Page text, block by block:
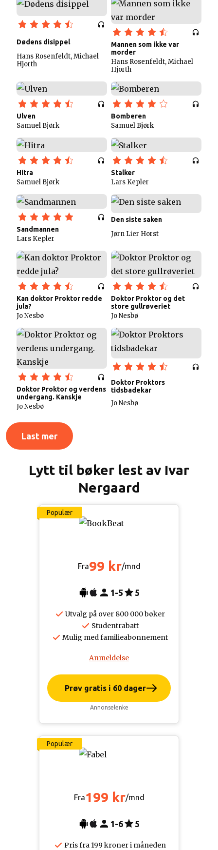
Dødens disippel
Hans Rosenfeldt, Michael
Hjorth
Mannen som ikke var
morder
Hans Rosenfeldt, Michael
Hjorth
Ulven
Samuel Bjørk
Bomberen
Samuel Bjørk
Hitra
Samuel Bjørk
Stalker
Lars Kepler
Sandmannen
Lars Kepler
Den siste saken
Jørn Lier Horst
Kan doktor Proktor redde
jula?
Jo Nesbø
Doktor Proktor og det
store gullrøveriet
Jo Nesbø
Doktor Proktor og verdens
undergang. Kanskje
Jo Nesbø
Doktor Proktors
tidsbadekar
Jo Nesbø
Last mer
Lytt til bøker lest av Ivar
Nergaard
Populær
Fra99 kr/mnd
1-5 5
Utvalg på over 800 000 bøker
Studentrabatt
Mulig med familieabonnement
Anmeldelse
Prøv gratis i 60 dager
Annonselenke
Populær
Fra199 kr/mnd
1-6 5
Pris fra 199 kroner i måneden